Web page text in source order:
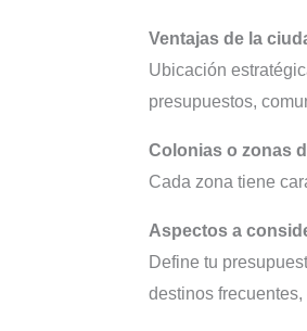
Ventajas de la
Ubicación
presupuestos,
Colonias o zonas
Cada zona tiene
Aspectos a
Define tu
destinos